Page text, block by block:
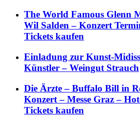
The World Famous Glenn
Wil Salden – Konzert
Tickets kaufen
Einladung zur Kunst-
Künstler – Weingut Strauch
Die Ärzte – Buffalo Bill in
Konzert – Messe Graz –
Tickets kaufen